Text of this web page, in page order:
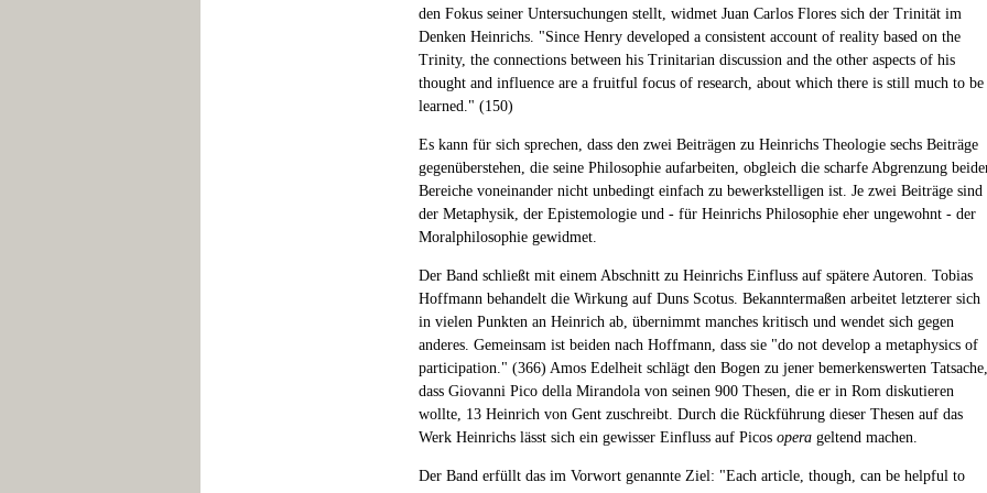
den Fokus seiner Untersuchungen stellt, widmet Juan Carlos Flores sich der Trinität im
Denken Heinrichs. "Since Henry developed a consistent account of reality based on the
Trinity, the connections between his Trinitarian discussion and the other aspects of his
thought and influence are a fruitful focus of research, about which there is still much to be
learned." (150)
Es kann für sich sprechen, dass den zwei Beiträgen zu Heinrichs Theologie sechs Beiträge
gegenüberstehen, die seine Philosophie aufarbeiten, obgleich die scharfe Abgrenzung
Bereiche voneinander nicht unbedingt einfach zu bewerkstelligen ist. Je zwei Beiträge sind
der Metaphysik, der Epistemologie und - für Heinrichs Philosophie eher ungewohnt - der
Moralphilosophie gewidmet.
Der Band schließt mit einem Abschnitt zu Heinrichs Einfluss auf spätere Autoren. Tobias
Hoffmann behandelt die Wirkung auf Duns Scotus. Bekanntermaßen arbeitet letzterer sich
in vielen Punkten an Heinrich ab, übernimmt manches kritisch und wendet sich gegen
anderes. Gemeinsam ist beiden nach Hoffmann, dass sie "do not develop a metaphysics of
participation." (366) Amos Edelheit schlägt den Bogen zu jener bemerkenswerten Tatsache,
dass Giovanni Pico della Mirandola von seinen 900 Thesen, die er in Rom diskutieren
wollte, 13 Heinrich von Gent zuschreibt. Durch die Rückführung dieser Thesen auf das
Werk Heinrichs lässt sich ein gewisser Einfluss auf Picos opera geltend machen.
Der Band erfüllt das im Vorwort genannte Ziel: "Each article, though, can be helpful to